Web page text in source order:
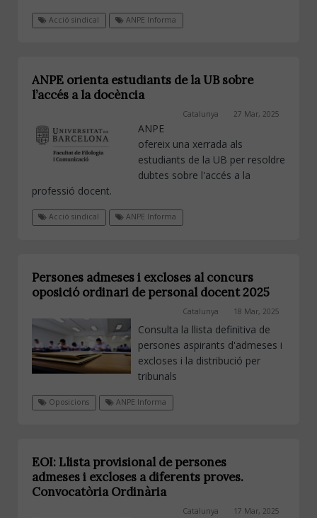
Acció sindical ANPE Informa
ANPE orienta estudiants de la UB sobre
l’accés a la docència
Catalunya 27 Mar, 2025
ANPE
ofereix una xerrada als
estudiants de la UB per resoldre
dubtes sobre l'accés a la
professió docent.
Acció sindical ANPE Informa
Persones admeses i excloses al concurs
oposició ordinari de personal docent 2025
Catalunya 18 Mar, 2025
Consulta la llista definitiva de
persones aspirants d'admeses i
excloses i la distribució per
tribunals
Oposicions ANPE Informa
EOI: Llista provisional de persones
admeses i excloses a diferents proves.
Convocatòria Ordinària
Catalunya 17 Mar, 2025